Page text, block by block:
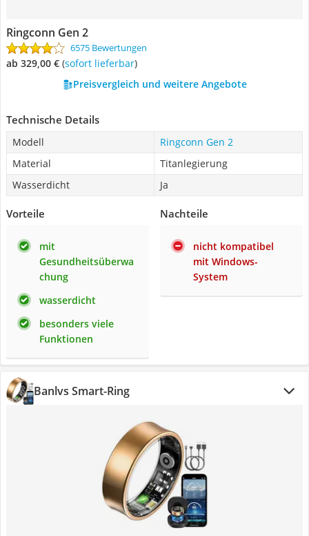
Ringconn Gen 2
6575 Bewertungen
ab 329,00 € ( Sofort lieferbar)
Preisvergleich und weitere Angebote
Technische Details
Modell
Ringconn Gen 2
Material
Titanlegierung
Wasserdicht
Ja
Vorteile
mit
Gesundheitsüberwa
chung
wasserdicht
besonders viele
Funktionen
Nachteile
nicht kompatibel
mit Windows-
System
Banlvs Smart-Ring